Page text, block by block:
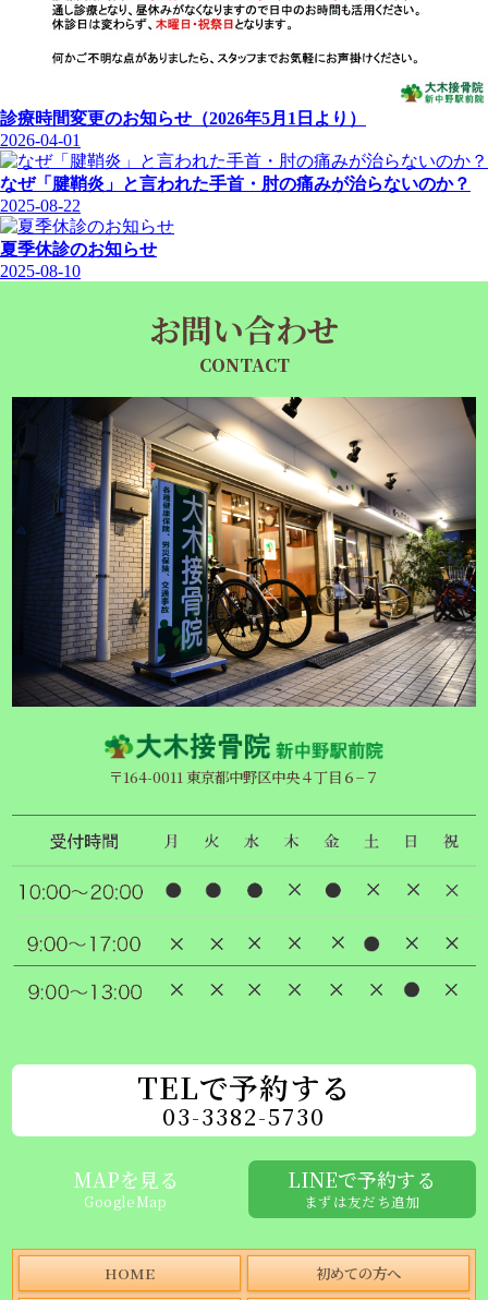
診療時間変更のお知らせ（2026年5月1日より）
2026-04-01
なぜ「腱鞘炎」と言われた手首・肘の痛みが治らないのか？
2025-08-22
夏季休診のお知らせ
2025-08-10
お問い合わせ
CONTACT
〒164-0011 東京都中野区中央４丁目６−７
TELで予約する
03-3382-5730
MAPを見る
GoogleMap
LINEで予約する
まずは友だち追加
HOME 初めての方へ